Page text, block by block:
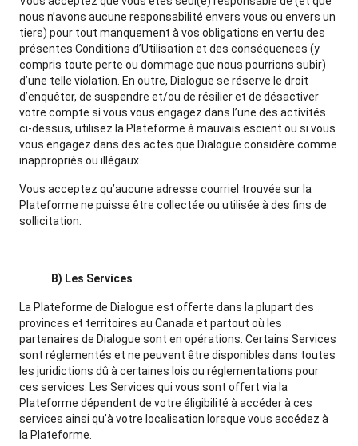
nous n’avons aucune responsabilité envers vous ou envers un
tiers) pour tout manquement à vos obligations en vertu des
présentes Conditions d’Utilisation et des conséquences (y
compris toute perte ou dommage que nous pourrions subir)
d’une telle violation. En outre, Dialogue se réserve le droit
d’enquêter, de suspendre et/ou de résilier et de désactiver
votre compte si vous vous engagez dans l’une des activités
ci-dessus, utilisez la Plateforme à mauvais escient ou si vous
vous engagez dans des actes que Dialogue considère comme
inappropriés ou illégaux.
Vous acceptez qu’aucune adresse courriel trouvée sur la
Plateforme ne puisse être collectée ou utilisée à des fins de
sollicitation.
B) Les Services
La Plateforme de Dialogue est offerte dans la plupart des
provinces et territoires au Canada et partout où les
partenaires de Dialogue sont en opérations. Certains Services
sont réglementés et ne peuvent être disponibles dans toutes
les juridictions dû à certaines lois ou réglementations pour
ces services. Les Services qui vous sont offert via la
Plateforme dépendent de votre éligibilité à accéder à ces
services ainsi qu’à votre localisation lorsque vous accédez à
la Plateforme.